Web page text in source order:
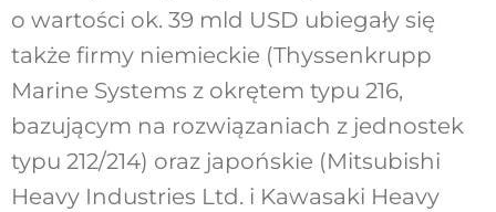
o wartości ok. 39 mld USD ubiegały się
także firmy niemieckie (Thyssenkrupp
Marine Systems z okrętem typu 216,
bazującym na rozwiązaniach z jednostek
typu 212/214) oraz japońskie (Mitsubishi
Heavy Industries Ltd. i Kawasaki Heavy